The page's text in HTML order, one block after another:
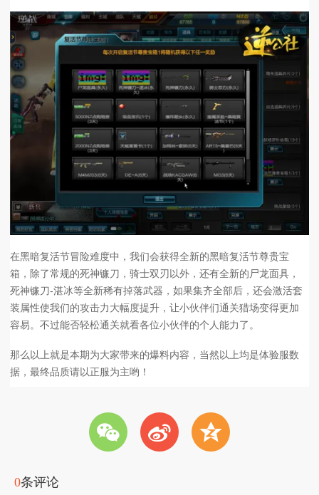
在黑暗复活节冒险难度中，我们会获得全新的黑暗复活节尊贵宝
箱，除了常规的死神镰刀，骑士双刃以外，还有全新的尸龙面具，
死神镰刀-湛冰等全新稀有掉落武器，如果集齐全部后，还会激活套
装属性使我们的攻击力大幅度提升，让小伙伴们通关猎场变得更加
容易。不过能否轻松通关就看各位小伙伴的个人能力了。
那么以上就是本期为大家带来的爆料内容，当然以上均是体验服数
据，最终品质请以正服为主哟！
w t z
0条评论